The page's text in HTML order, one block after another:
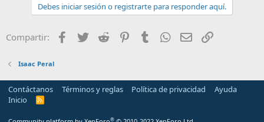
Debes iniciar sesión o registrarte para responder aquí.
Compartir: Facebook
Twitter Reddit PinterestTumblrWhatsApp
Email
Isaac Peral
Contáctanos Términos y reglas Política de privacidad
Ayuda
Inicio
R
S
®